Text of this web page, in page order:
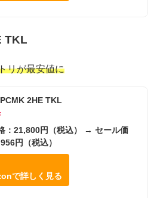
TKL
リが最安値に
2HE TKL
：21,800円（税込） → セール価
円（税込）
で詳しく見る